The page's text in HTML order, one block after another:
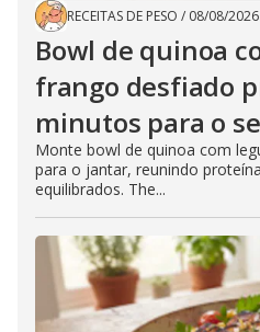
RECEITAS DE PESO / 08/08/2026
Bowl de quinoa
frango desfiado
minutos para o
Monte bowl de quinoa com
para o jantar, reunindo
equilibrados. The...